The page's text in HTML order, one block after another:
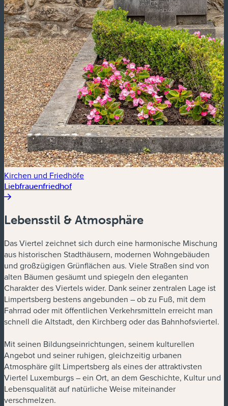
Kirchen und Friedhöfe
Liebfrauenfriedhof
Lebensstil & Atmosphäre
Das Viertel zeichnet sich durch eine harmonische Mischung
aus historischen Stadthäusern, modernen Wohngebäuden
und großzügigen Grünflächen aus. Viele Straßen sind von
alten Bäumen gesäumt und spiegeln den eleganten
Charakter des Viertels wider. Dank seiner zentralen Lage ist
Limpertsberg bestens angebunden – ob zu Fuß, mit dem
Fahrrad oder mit öffentlichen Verkehrsmitteln erreicht man
schnell die Altstadt, den Kirchberg oder das Bahnhofsviertel.
Mit seinen Bildungseinrichtungen, seinem kulturellen
Angebot und seiner ruhigen, gleichzeitig urbanen
Atmosphäre gilt Limpertsberg als eines der attraktivsten
Viertel Luxemburgs – ein Ort, an dem Geschichte, Kultur und
Lebensqualität auf natürliche Weise miteinander
verschmelzen.